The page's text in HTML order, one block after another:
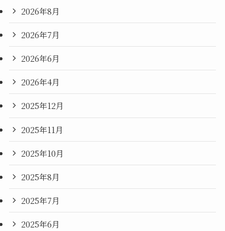
2026年8月
2026年7月
2026年6月
2026年4月
2025年12月
2025年11月
2025年10月
2025年8月
2025年7月
2025年6月